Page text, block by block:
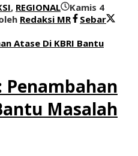
, REGIONAL
Kamis 4
Redaksi MR
Sebar
Masalah